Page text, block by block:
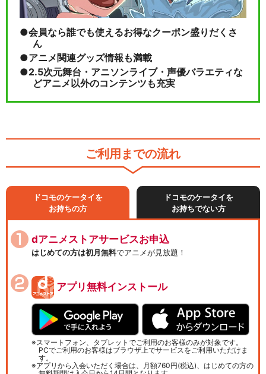
会員なら誰でも使えるお得なクーポン盛りだくさ
ん
アニメ関連グッズ情報も満載
2.5次元舞台・アニソンライブ・声優バラエティな
どアニメ以外のコンテンツも充実
ご利用までの流れ
ドコモのケータイを
お持ちの方
ドコモのケータイを
お持ちでない方
dアニメストアサービスお申込
はじめての方は初月無料でアニメが見放題！
アプリ無料インストール
スマートフォン、タブレットでご利用のお客様のみが対象です。
PCでご利用のお客様はブラウザ上でサービスをご利用いただけま
す。
アプリから入会いただく場合は、月額760円(税込)、はじめての方の